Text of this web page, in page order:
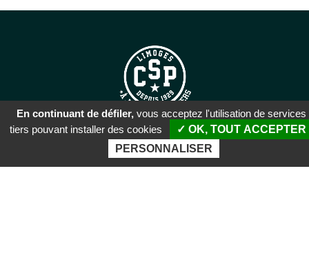
SIÈGE SOCIAL
51 rue Descartes
En continuant de défiler, vous acceptez l'utilisation de services
tiers pouvant installer des cookies
✓ OK, TOUT ACCEPTER
PERSONNALISER